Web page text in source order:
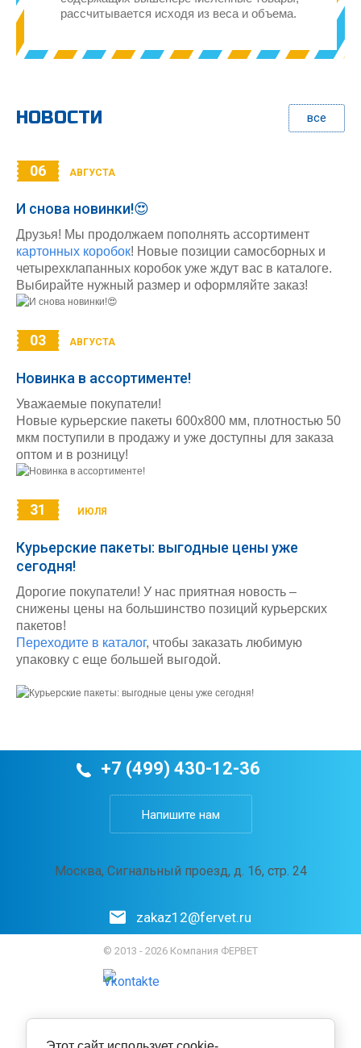
рассчитывается исходя из веса и объема.
НОВОСТИ все
06 АВГУСТА
И снова новинки!😍
Друзья! Мы продолжаем пополнять ассортимент
картонных коробок! Новые позиции самосборных и
четырехклапанных коробок уже ждут вас в каталоге.
Выбирайте нужный размер и оформляйте заказ!
03 АВГУСТА
Новинка в ассортименте!
Уважаемые покупатели!
Новые курьерские пакеты 600х800 мм, плотностью 50
мкм поступили в продажу и уже доступны для заказа
оптом и в розницу!
31 ИЮЛЯ
Курьерские пакеты: выгодные цены уже
сегодня!
Дорогие покупатели! У нас приятная новость –
снижены цены на большинство позиций курьерских
пакетов!
Переходите в каталог, чтобы заказать любимую
упаковку с еще большей выгодой.
+7 (499) 430-12-36
Напишите нам
Москва, Сигнальный проезд, д. 16, стр. 24
zakaz12@fervet.ru
© 2013 - 2026 Компания ФЕРВЕТ